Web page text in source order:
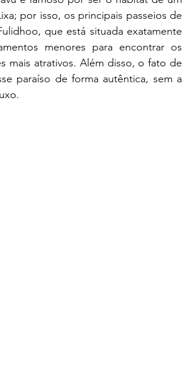
por isso, os principais passeios de
que está situada exatamente
menores para encontrar os
mais atrativos. Além disso, o fato de
paraíso de forma autêntica, sem a